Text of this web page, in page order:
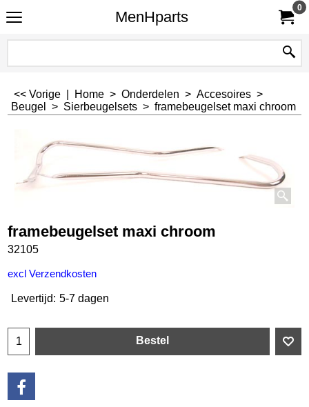
MenHparts
0
<< Vorige Home > Onderdelen > Accesoires >
Beugel
> Sierbeugelsets > framebeugelset maxi chroom
framebeugelset maxi chroom
32105
€18.45 incl BTW
excl Verzendkosten